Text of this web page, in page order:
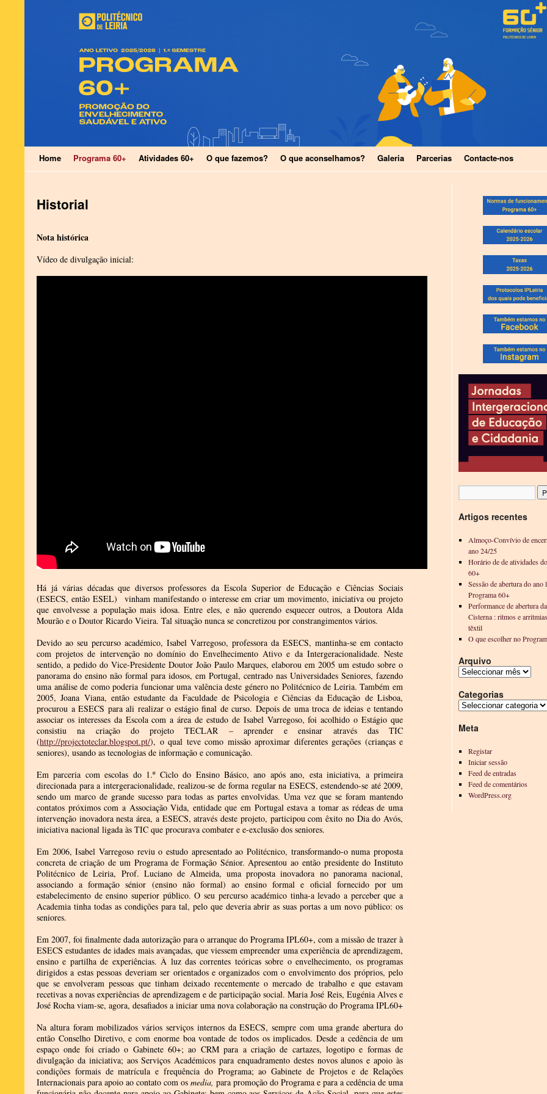
Home Programa 60+ Atividades 60+ O que fazemos? O que aconselhamos? Galeria Parcerias Contacte-nos
Historial
Nota histórica
Vídeo de divulgação inicial:
Há já várias décadas que diversos professores da Escola Superior de Educação e Ciências Sociais
(ESECS, então ESEL) vinham manifestando o interesse em criar um movimento, iniciativa ou projeto
que envolvesse a população mais idosa. Entre eles, e não querendo esquecer outros, a Doutora Alda
Mourão e o Doutor Ricardo Vieira. Tal situação nunca se concretizou por constrangimentos vários.
Devido ao seu percurso académico, Isabel Varregoso, professora da ESECS, mantinha-se em contacto
com projetos de intervenção no domínio do Envelhecimento Ativo e da Intergeracionalidade. Neste
sentido, a pedido do Vice-Presidente Doutor João Paulo Marques, elaborou em 2005 um estudo sobre o
panorama do ensino não formal para idosos, em Portugal, centrado nas Universidades Seniores, fazendo
uma análise de como poderia funcionar uma valência deste género no Politécnico de Leiria. Também em
2005, Joana Viana, então estudante da Faculdade de Psicologia e Ciências da Educação de Lisboa,
procurou a ESECS para ali realizar o estágio final de curso. Depois de uma troca de ideias e tentando
associar os interesses da Escola com a área de estudo de Isabel Varregoso, foi acolhido o Estágio que
consistiu na criação do projeto TECLAR – aprender e ensinar através das TIC
(http://projectoteclar.blogspot.pt/), o qual teve como missão aproximar diferentes gerações (crianças e
seniores), usando as tecnologias de informação e comunicação.
Em parceria com escolas do 1.º Ciclo do Ensino Básico, ano após ano, esta iniciativa, a primeira
direcionada para a intergeracionalidade, realizou-se de forma regular na ESECS, estendendo-se até 2009,
sendo um marco de grande sucesso para todas as partes envolvidas. Uma vez que se foram mantendo
contatos próximos com a Associação Vida, entidade que em Portugal estava a tomar as rédeas de uma
intervenção inovadora nesta área, a ESECS, através deste projeto, participou com êxito no Dia do Avós,
iniciativa nacional ligada às TIC que procurava combater e e-exclusão dos seniores.
Em 2006, Isabel Varregoso reviu o estudo apresentado ao Politécnico, transformando-o numa proposta
concreta de criação de um Programa de Formação Sénior. Apresentou ao então presidente do Instituto
Politécnico de Leiria, Prof. Luciano de Almeida, uma proposta inovadora no panorama nacional,
associando a formação sénior (ensino não formal) ao ensino formal e oficial fornecido por um
estabelecimento de ensino superior público. O seu percurso académico tinha-a levado a perceber que a
Academia tinha todas as condições para tal, pelo que deveria abrir as suas portas a um novo público: os
seniores.
Em 2007, foi finalmente dada autorização para o arranque do Programa IPL60+, com a missão de trazer à
ESECS estudantes de idades mais avançadas, que viessem empreender uma experiência de aprendizagem,
ensino e partilha de experiências. À luz das correntes teóricas sobre o envelhecimento, os programas
dirigidos a estas pessoas deveriam ser orientados e organizados com o envolvimento dos próprios, pelo
que se envolveram pessoas que tinham deixado recentemente o mercado de trabalho e que estavam
recetivas a novas experiências de aprendizagem e de participação social. Maria José Reis, Eugénia Alves e
José Rocha viam-se, agora, desafiados a iniciar uma nova colaboração na construção do Programa IPL60+
Na altura foram mobilizados vários serviços internos da ESECS, sempre com uma grande abertura do
então Conselho Diretivo, e com enorme boa vontade de todos os implicados. Desde a cedência de um
espaço onde foi criado o Gabinete 60+; ao CRM para a criação de cartazes, logotipo e formas de
divulgação da iniciativa; aos Serviços Académicos para enquadramento destes novos alunos e apoio às
condições formais de matrícula e frequência do Programa; ao Gabinete de Projetos e de Relações
Internacionais para apoio ao contato com os media, para promoção do Programa e para a cedência de uma
Artigos recentes
Almoço-Convívio de
ano 24/25
Horário de de atividades
60+
Sessão de abertura do ano
Programa 60+
Performance de abertura
Cisterna : ritmos e
têxtil
O que escolher no
Arquivo
Categorias
Meta
Registar
Iniciar sessão
Feed de entradas
Feed de comentários
WordPress.org